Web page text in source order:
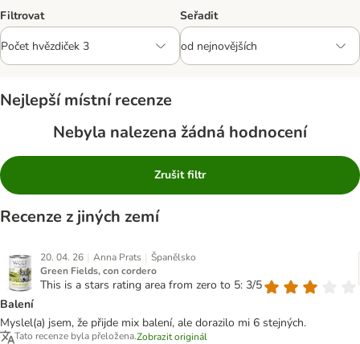
Filtrovat Seřadit
Nejlepší místní recenze
Nebyla nalezena žádná hodnocení
Zrušit filtr
Recenze z jiných zemí
20. 04. 26 | Anna Prats | Španělsko
Green Fields, con cordero
This is a stars rating area from zero to 5: 3/5
Balení
Myslel(a) jsem, že přijde mix balení, ale dorazilo mi 6 stejných.
Tato recenze byla přeložena.Zobrazit originál